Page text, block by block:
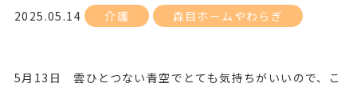
2025.05.14 介護 森目ホームやわらぎ
5月13日 雲ひとつない青空でとても気持ちがいいので、こ